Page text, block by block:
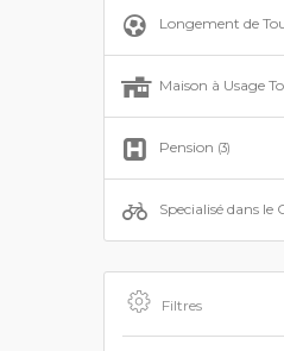
Longement de
Maison à Usage
Pension (3)
Specialisé dans le
Filtres